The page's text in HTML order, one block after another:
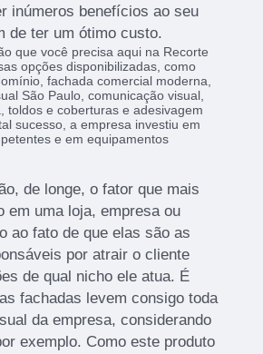
inúmeros benefícios ao seu
de ter um ótimo custo.
que você precisa aqui na Recorte
opções disponibilizadas, como
fachada comercial moderna,
São Paulo, comunicação visual,
toldos e coberturas e adesivagem
sucesso, a empresa investiu em
e em equipamentos
de longe, o fator que mais
em uma loja, empresa ou
ao fato de que elas são as
por atrair o cliente
de qual nicho ele atua. É
fachadas levem consigo toda
da empresa, considerando
exemplo. Como este produto